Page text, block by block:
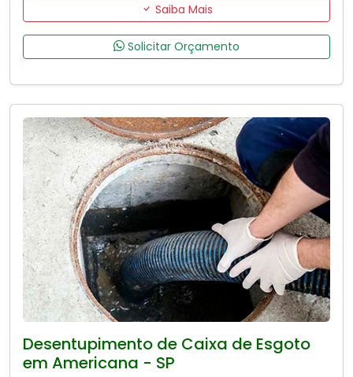
Saiba Mais
Solicitar Orçamento
Desentupimento de Caixa de Esgoto
em Americana - SP